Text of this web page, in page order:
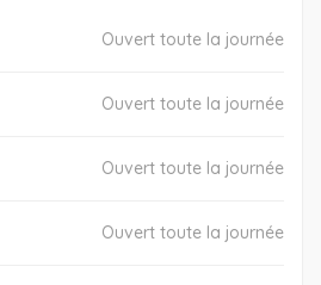
Ouvert toute la journée
Ouvert toute la journée
Ouvert toute la journée
Ouvert toute la journée